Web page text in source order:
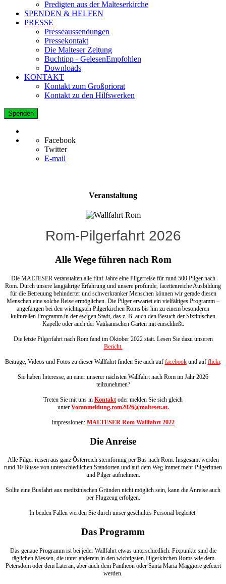
Predigten aus der Malteserkirche
SPENDEN & HELFEN
PRESSE
Presseaussendungen
Pressekontakt
Die Malteser Zeitung
Buchtipp - GelesenEmpfohlen
Downloads
KONTAKT
Kontakt zum Großpriorat
Kontakt zu den Hilfswerken
Spenden
Facebook
Twitter
E-mail
Veranstaltung
Rom-Pilgerfahrt 2026
Alle Wege führen nach Rom
Die MALTESER veranstalten alle fünf Jahre eine Pilgerreise für rund 500 Pilger nach
Rom. Durch unsere langjährige Erfahrung und unsere profunde, facettenreiche Ausbildung
für die Betreuung behinderter und schwerkranker Menschen können wir gerade diesen
Menschen eine solche Reise ermöglichen. Die Pilger erwartet ein vielfältiges Programm –
angefangen bei den wichtigsten Pilgerkirchen Roms bis hin zu einem besonderen
kulturellen Programm in der ewigen Stadt, das z. B. auch den Besuch der Sixtinischen
Kapelle oder auch der Vatikanischen Gärten mit einschließt.
Die letzte Pilgerfahrt nach Rom fand im Oktober 2022 statt. Lesen Sie dazu unseren
Bericht.
Beiträge, Videos und Fotos zu dieser Wallfahrt finden Sie auch auf facebookund auf flickr.
Sie haben Interesse, an einer unserer nächsten Wallfahrt nach Rom im Jahr 2026
teilzunehmen?
Treten Sie mit uns in Kontakt oder melden Sie sich gleich
unter Voranmeldung.rom2026@malteser.at.
Impressionen: MALTESER Rom Wallfahrt 2022
Die Anreise
Alle Pilger reisen aus ganz Österreich sternförmig per Bus nach Rom. Insgesamt werden
rund 10 Busse von unterschiedlichen Standorten und auf dem Weg immer mehr Pilgerinnen
und Pilger aufnehmen.
Sollte eine Busfahrt aus medizinischen Gründen nicht möglich sein, kann die Anreise auch
per Flugzeug erfolgen.
In beiden Fällen werden Sie durch unser geschultes Personal begleitet.
Das Programm
Das genaue Programm ist bei jeder Wallfahrt etwas unterschiedlich. Fixpunkte sind die
täglichen Messen, die unter anderem in den wichtigsten Pilgerkirchen Roms wie dem
Petersdom oder dem Lateran, aber auch dem Pantheon oder Santa Maria Maggiore gefeiert
werden.